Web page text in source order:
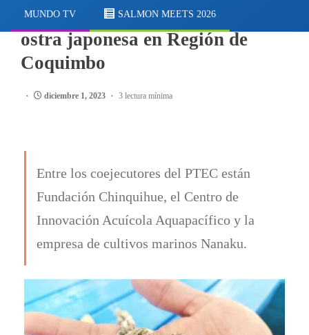
MUNDO TV SALMON MEETS 2026
Corfo contribuye al cultivo de
ostra japonesa en Región de
Coquimbo
diciembre 1, 2023 3 lectura mínima
Entre los coejecutores del PTEC están
Fundación Chinquihue, el Centro de
Innovación Acuícola Aquapacífico y la
empresa de cultivos marinos Nanaku.